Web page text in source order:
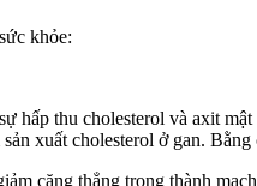
khỏe:
hấp thu cholesterol và axit
xuất cholesterol ở gan.
căng thẳng trong thành